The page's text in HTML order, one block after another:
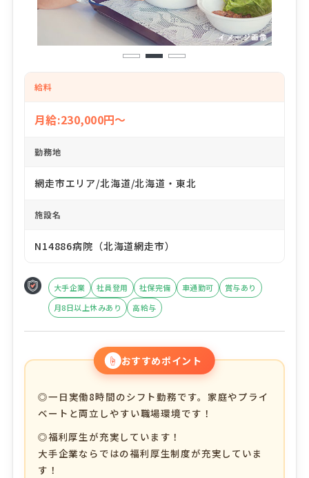
1 2 3
給料
月給:230,000円～
勤務地
網走市エリア/北海道/北海道・東北
施設名
N14886病院（北海道網走市）
大手企業 社員登用 社保完備 車通勤可
賞与あり
月8日以上休みあり
高給与
☝ おすすめポイント
◎一日実働8時間のシフト勤務です。家庭やプライ
ベートと両立しやすい職場環境です！
◎福利厚生が充実しています！
大手企業ならではの福利厚生制度が充実していま
す！